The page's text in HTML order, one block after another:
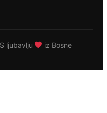
ljubavlju iz Bosne